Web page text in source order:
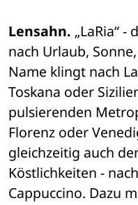
Lensahn. „LaRia“ -
nach Urlaub,
Name klingt nach
Toskana oder
pulsierenden
Florenz oder
gleichzeitig auch
Köstlichkeiten -
Cappuccino. Dazu